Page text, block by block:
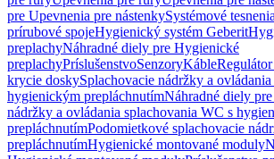
pre Upevnenia pre nástenkySystémové tesnenia
prírubové spojeHygienický systém Geberit
preplachyNáhradné diely pre Hygienické
preplachyPríslušenstvoSenzoryKáble
krycie doskySplachovacie nádržky a
hygienickým prepláchnutímNáhradné diely
nádržky a ovládania splachovania WC s
prepláchnutímPodomietkové splachovacie
prepláchnutímHygienické montované moduly